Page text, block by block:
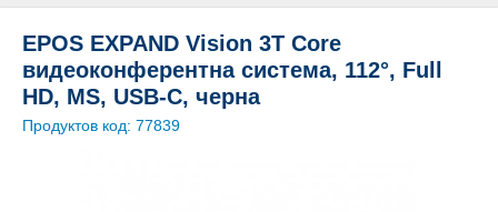
EPOS EXPAND Vision 3T Core
видеоконферентна система, 112°, Full
HD, MS, USB-C, черна
Продуктов код: 77839